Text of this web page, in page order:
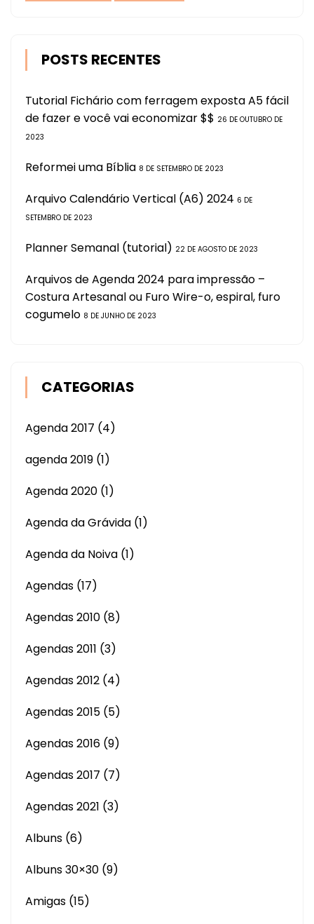
POSTS RECENTES
Tutorial Fichário com ferragem exposta A5 fácil
de fazer e você vai economizar $$ 26 DE OUTUBRO DE
2023
Reformei uma Bíblia 8 DE SETEMBRO DE 2023
Arquivo Calendário Vertical (A6) 2024 6 DE
SETEMBRO DE 2023
Planner Semanal (tutorial) 22 DE AGOSTO DE 2023
Arquivos de Agenda 2024 para impressão –
Costura Artesanal ou Furo Wire-o, espiral, furo
cogumelo 8 DE JUNHO DE 2023
CATEGORIAS
Agenda 2017 (4)
agenda 2019 (1)
Agenda 2020 (1)
Agenda da Grávida (1)
Agenda da Noiva (1)
Agendas (17)
Agendas 2010 (8)
Agendas 2011 (3)
Agendas 2012 (4)
Agendas 2015 (5)
Agendas 2016 (9)
Agendas 2017 (7)
Agendas 2021 (3)
Albuns (6)
Albuns 30×30 (9)
Amigas (15)